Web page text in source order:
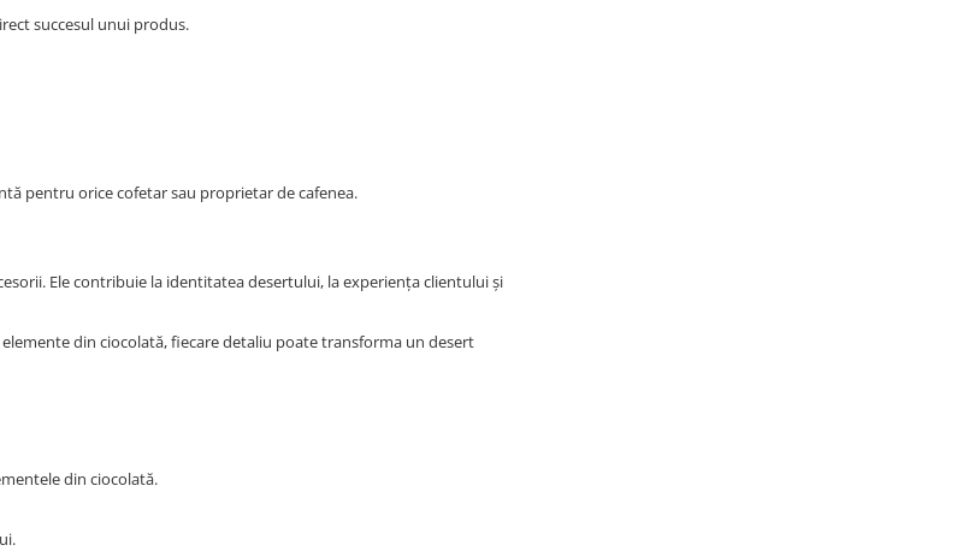
succesul unui produs.
pentru orice cofetar sau proprietar de cafenea.
Ele contribuie la identitatea desertului, la experiența clientului și
din ciocolată, fiecare detaliu poate transforma un desert
din ciocolată.